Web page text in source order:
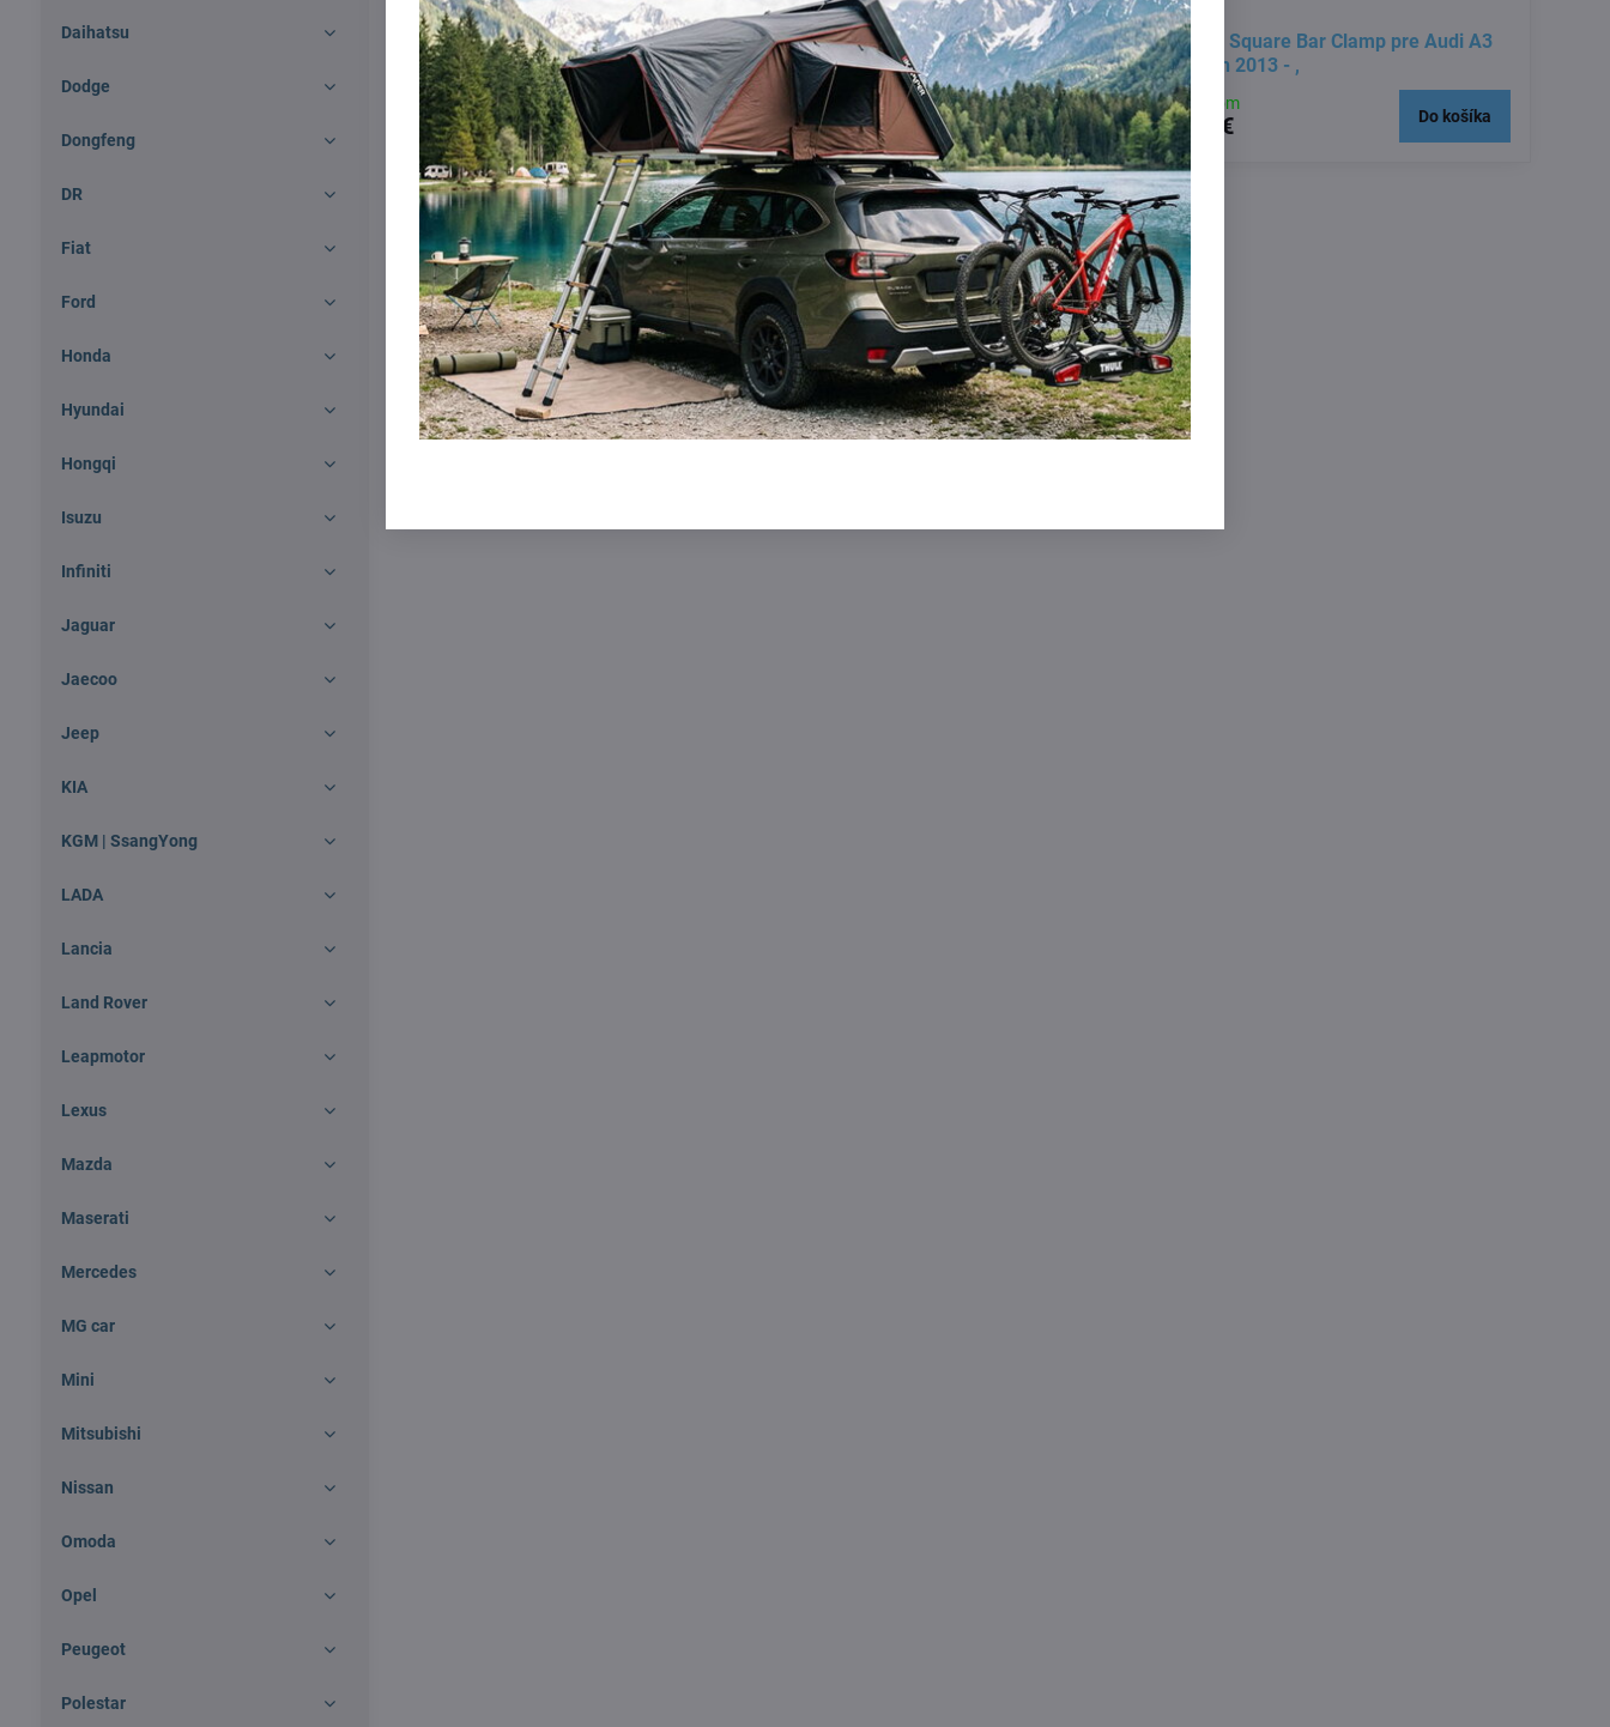
Thule EDGE Clamp pre Audi A3 Sedan
2013 - ,
Skladom
359 € Do košíka
Thule EDGE Clamp Black pre Audi A3
Sedan 2013 - ,
Skladom
399 € Do košíka
Thule Square Bar Clamp pre Audi A3
Sedan 2013 - ,
Skladom
269 € Do košíka
Daihatsu
Dodge
Dongfeng
DR
Fiat
Ford
Honda
Hyundai
Hongqi
Isuzu
Infiniti
Jaguar
Jaecoo
Jeep
KIA
KGM | SsangYong
LADA
Lancia
Land Rover
Leapmotor
Lexus
Mazda
Maserati
Mercedes
MG car
Mini
Mitsubishi
Nissan
Omoda
Opel
Peugeot
Polestar